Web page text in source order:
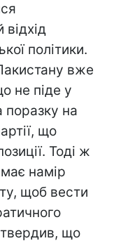
політики.
вже
не піде у
поразку на
що
Тоді ж
намір
щоб вести
що